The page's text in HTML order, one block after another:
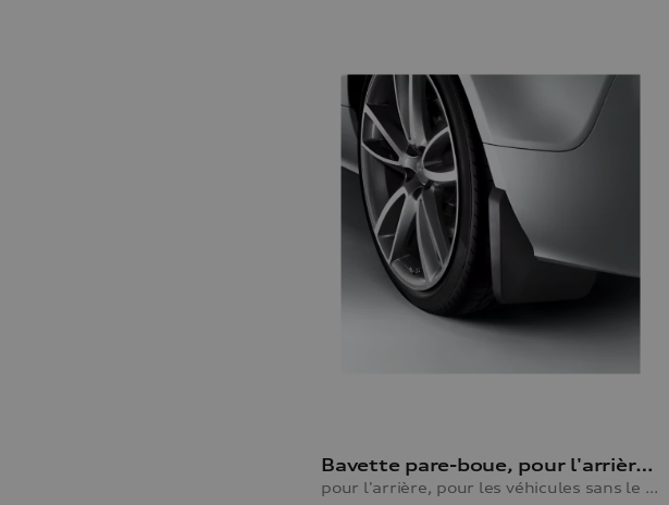
Bavette pare-boue, pour l'arrière, pour les véhicules sans le pack extérieur S line
pour l'arrière, pour les véhicules sans le pack extérieur S line